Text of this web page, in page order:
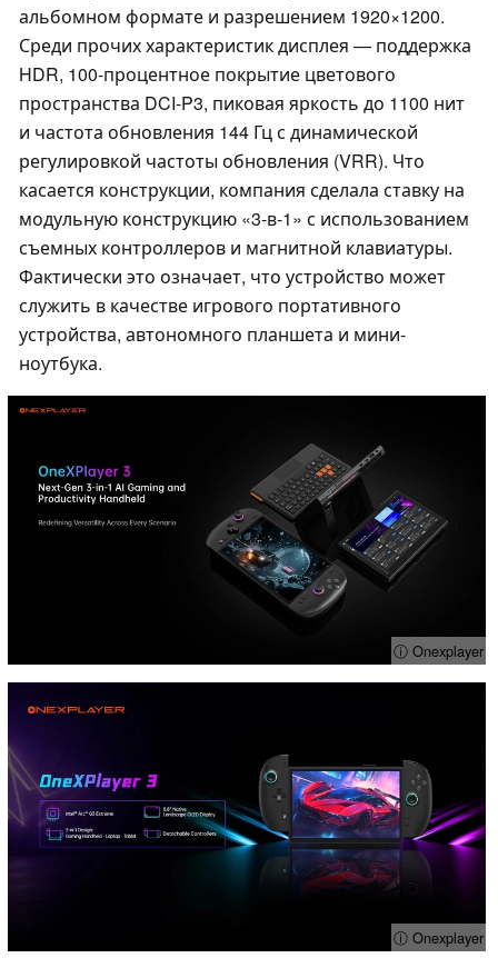
альбомном формате и разрешением 1920×1200.
Среди прочих характеристик дисплея — поддержка
HDR, 100-процентное покрытие цветового
пространства DCI-P3, пиковая яркость до 1100 нит
и частота обновления 144 Гц с динамической
регулировкой частоты обновления (VRR). Что
касается конструкции, компания сделала ставку на
модульную конструкцию «3-в-1» с использованием
съемных контроллеров и магнитной клавиатуры.
Фактически это означает, что устройство может
служить в качестве игрового портативного
устройства, автономного планшета и мини-
ноутбука.
ⓘ Onexplayer
ⓘ Onexplayer